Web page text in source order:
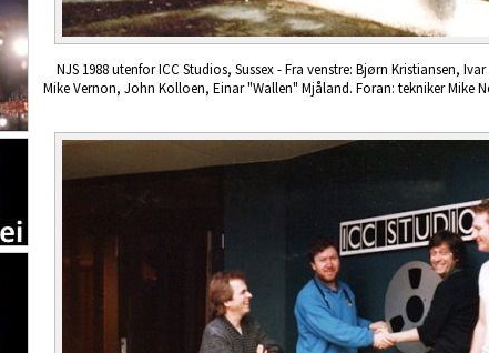
NJS 1988 utenfor ICC Studios, Sussex - Fra venstre: Bjørn Kristiansen,
Mike Vernon, John Kolloen, Einar "Wallen" Mjåland. Foran: tekniker Mike